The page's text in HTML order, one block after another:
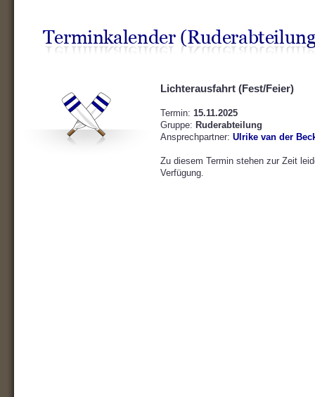
Lichterausfahrt (Fest/Feier)
Termin: 15.11.2025
Gruppe: Ruderabteilung
Ansprechpartner: Ulrike van der
Zu diesem Termin stehen zur Zeit
Verfügung.